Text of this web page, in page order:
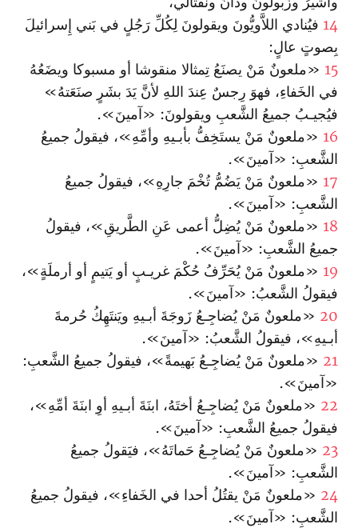
14 فيُنادي اللاَّويُّونَ ويقولونَ لِكُلِّ رَجُلٍ في بَني إِسرائيلَ
بِصوتٍ عالٍ:
15 «ملعونٌ مَنْ يصنَعُ تِمثالا منقوشا أو مسبوكا ويضَعُهُ
في الخَفاءِ، فهوَ رِجسٌ عِندَ اللهِ لأنَّ يَدَ بشَرٍ صنَعَتهُ»
فيُجيـبُ جميعُ الشَّعبِ ويقولونَ: «آمينَ‌».
16 «ملعونٌ مَنْ يستَخِفُّ بأبـيهِ وأمِّهِ»، فيقولُ جميعُ
الشَّعبِ: «آمينَ‌».
17 «ملعونٌ مَنْ يَضُمُّ تُخْمَ جارِهِ»، فيقولُ جميعُ
الشَّعبِ: «آمينَ‌».
18 «ملعونٌ مَنْ يُضِلُّ أعمى عَنِ الطَّريقِ»، فيقولُ
جميعُ الشَّعبِ: «آمينَ‌».
19 «ملعونٌ مَنْ يُحَرِّفُ حُكْمَ غريـبٍ أو يَتيمٍ أو أرملَةٍ»،
فيقولُ الشَّعبُ: «آمينَ‌».
20 «ملعونٌ مَنْ يُضاجِـعُ زَوجَةَ أبـيهِ ويَنتَهِكُ حُرمةَ
أبـيهِ»، فيقولُ الشَّعبُ: «آمينَ‌».
21 «ملعونٌ مَنْ يُضاجِـعُ بَهيمةً»، فيقولُ جميعُ الشَّعبِ:
«آمينَ‌».
22 «ملعونٌ مَنْ يُضاجِـعُ أختَهُ، ا‏بنَةَ أبـيهِ أوِ ا‏بنَةَ أمِّهِ»،
فيقولُ جميعُ الشَّعبِ: «آمينَ‌».
23 «ملعونٌ مَنْ يُضاجِـعُ حَماتَهُ»، فيَقولُ جميعُ
الشَّعبِ: «آمينَ‌».
24 «ملعونٌ مَنْ يقتُلُ أحدا في الخَفاءِ»، فيقولُ جميعُ
الشَّعبِ: «آمينَ».